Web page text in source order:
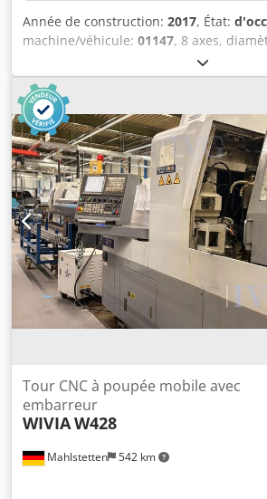
Année de construction: 2017, État:
machine/véhicule: 01147, 8 axes,
maximum : 42 mm, longueur de
300 mm, avec commande FANUC
convoyeur, transporteur de copeaux,
de refroidissement, chargeur de barres
(côté gauche), année de fabrication :
série : 22171425, refroidisseur d’huile
Codpfx Adozqy Tpotorf
Mahlstetten 542 km
Tour CNC à poupée mobile avec
embarreur
WIVIAW428